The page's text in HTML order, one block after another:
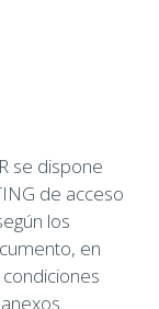
se dispone
de acceso
los
en